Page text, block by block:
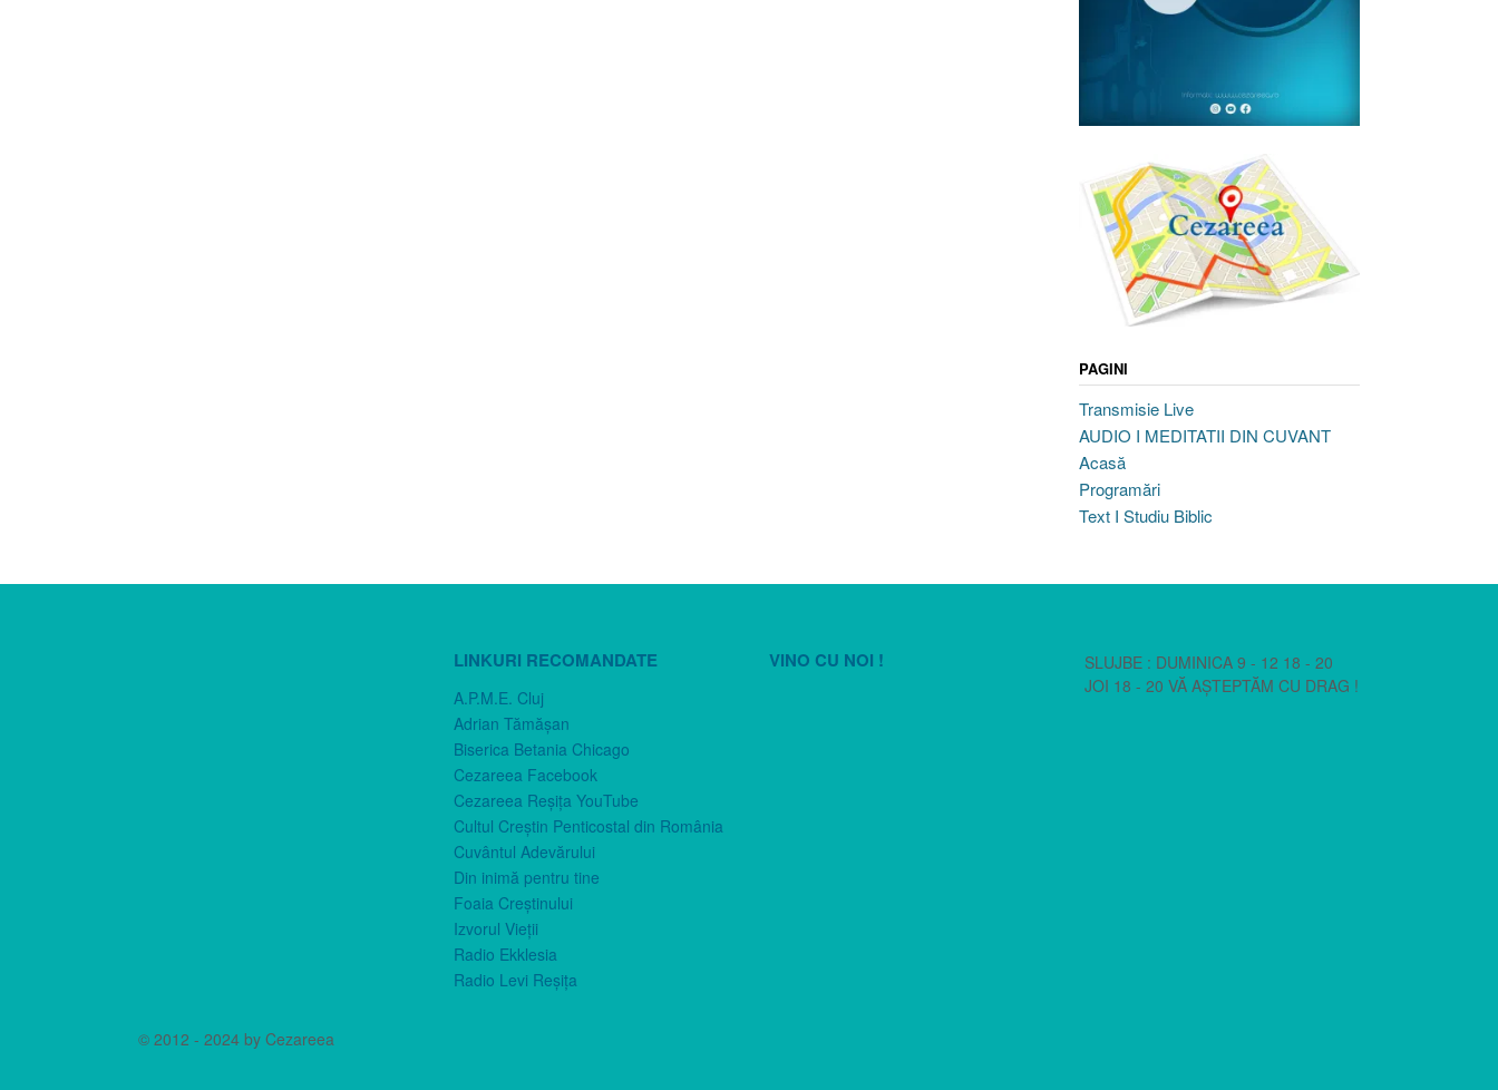
PAGINI
Transmisie Live
AUDIO I MEDITATII DIN CUVANT
Acasă
Programări
Text I Studiu Biblic
LINKURI RECOMANDATE
A.P.M.E. Cluj
Adrian Tămăşan
Biserica Betania Chicago
Cezareea Facebook
Cezareea Reşiţa YouTube
Cultul Creştin Penticostal din România
Cuvântul Adevărului
Din inimă pentru tine
Foaia Creştinului
Izvorul Vieţii
Radio Ekklesia
Radio Levi Reşiţa
VINO CU NOI !
SLUJBE : DUMINICA 9 - 12 18 - 20
JOI 18 - 20 VĂ AȘTEPTĂM CU DRAG !
© 2012 - 2024 by Cezareea